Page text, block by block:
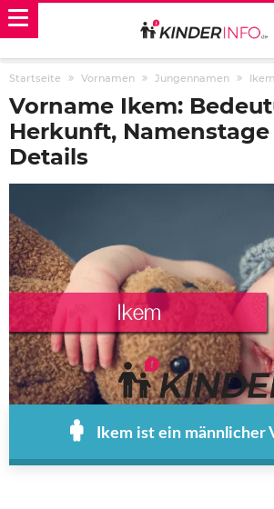
Startseite Vornamen Jungennamen Ikem
Vorname Ikem:
Herkunft,
Details
Ikem ist ein männlicher